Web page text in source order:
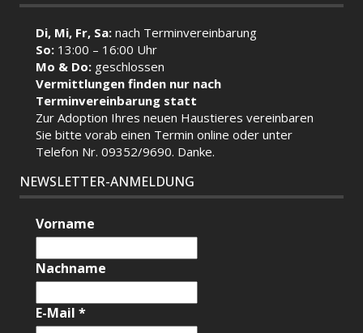
Di, Mi, Fr, Sa:nach Terminvereinbarung
So: 13:00 – 16:00 Uhr
Mo & Do: geschlossen
Vermittlungen finden nur nach
Terminvereinbarung statt
Zur Adoption Ihres neuen Haustieres vereinbaren
Sie bitte vorab einen Terminonline oder unter
Telefon Nr. 09352/9690. Danke.
NEWSLETTER-ANMELDUNG
Vorname
Nachname
E-Mail*